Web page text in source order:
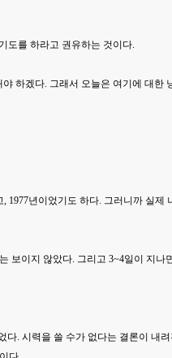
도를 하라고 권유하는 것이다.
하겠다. 그래서 오늘은 여기에 대한
년이었기도 하다. 그러니까 실제
보이지 않았다. 그리고 3~4일이 지나
. 시력을 쓸 수가 없다는 결론이 내